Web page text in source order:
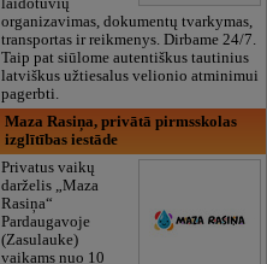
laidotuvių
organizavimas, dokumentų tvarkymas,
transportas ir reikmenys. Dirbame 24/7.
Taip pat siūlome autentiškus tautinius
latviškus užtiesalus velionio atminimui
pagerbti.
Maza Rasiņa, privātā pirmsskolas
izglītības iestāde
Privatus vaikų
darželis „Maza
Rasiņa“
Pardaugavoje
(Zasulauke)
vaikams nuo 10